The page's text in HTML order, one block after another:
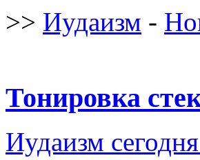
>> Иудаизм -
Тонировка
Иудаизм сегодня